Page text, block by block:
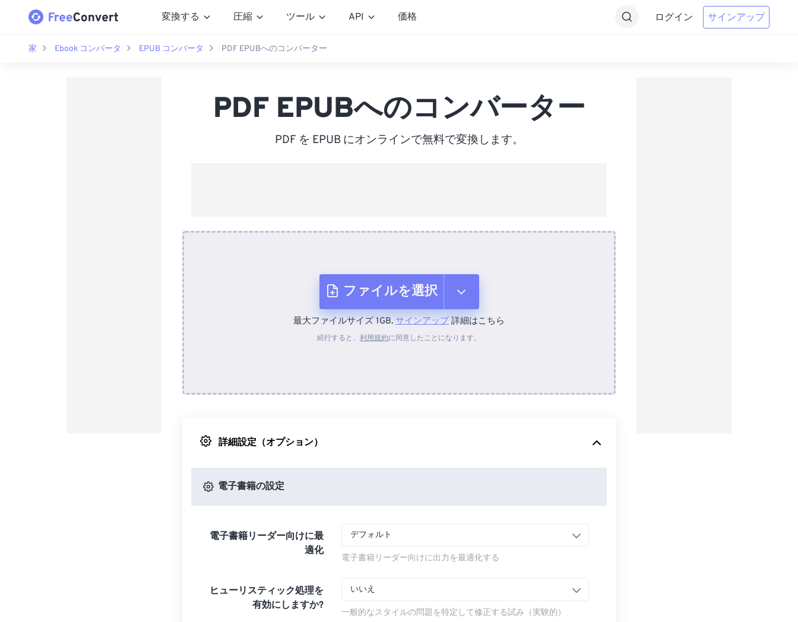
変換する 圧縮 ツール API 価格 ログイン サインアップ
家 Ebook コンバータ EPUB コンバータ PDF EPUBへのコンバーター
PDF EPUBへのコンバーター
PDF を EPUB にオンラインで無料で変換します。
ファイルを選択
デバイスから
最大ファイルサイズ 1GB. サインアップ詳細はこちら
続行すると、 利用規約に同意したことになります。
詳細設定（オプション）
電子書籍の設定
電子書籍リーダー向けに最
適化
デフォルト
電子書籍リーダー向けに出力を最適化する
ヒューリスティック処理を
有効にしますか?
いいえ
一般的なスタイルの問題を特定して修正する試み（実験的）